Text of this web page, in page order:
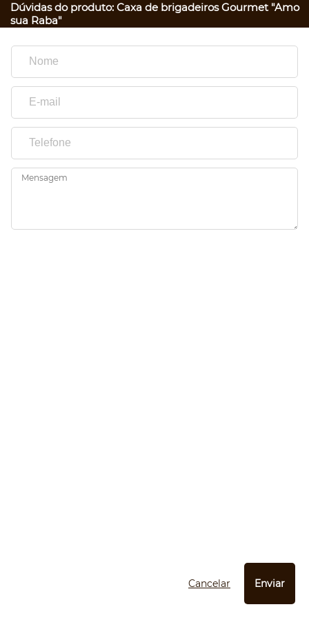
Dúvidas do produto: Caxa de brigadeiros Gourmet "Amo
sua Raba"
Mensagem
Cancelar Enviar